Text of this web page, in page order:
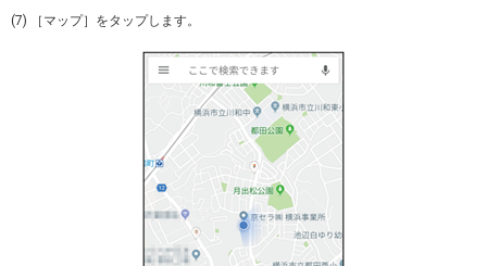
(7) ［マップ］をタップします。